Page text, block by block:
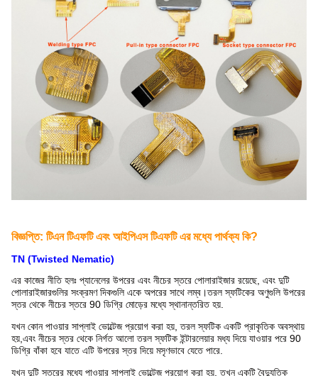
বিজ্ঞপ্তি: টিএন টিএফটি এবং আইপিএস টিএফটি এর মধ্যে পার্থক্য কি?
TN (Twisted Nematic)
এর কাজের নীতি হলঃ প্যানেলের উপরের এবং নীচের স্তরে পোলারাইজার রয়েছে, এবং দুটি
পোলারাইজারগুলির সংক্রমণ দিকগুলি একে অপরের সাথে লম্ব।তরল স্ফটিকের অণুগুলি উপরের
স্তর থেকে নীচের স্তরে 90 ডিগ্রি মোড়ের মধ্যে স্থানান্তরিত হয়.
যখন কোন পাওয়ার সাপ্লাই ভোল্টেজ প্রয়োগ করা হয়, তরল স্ফটিক একটি প্রাকৃতিক অবস্থায়
হয়,এবং নীচের স্তর থেকে নির্গত আলো তরল স্ফটিক ইন্টারলেয়ার মধ্য দিয়ে যাওয়ার পরে 90
ডিগ্রি বাঁকা হবে যাতে এটি উপরের স্তর দিয়ে মসৃণভাবে যেতে পারে.
যখন দুটি স্তরের মধ্যে পাওয়ার সাপ্লাই ভোল্টেজ প্রয়োগ করা হয়, তখন একটি বৈদ্যুতিক